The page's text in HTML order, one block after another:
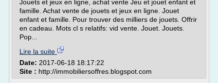
Jouets et jeux en ligne, achat vente Jeu et jouet enfant et
famille. Achat vente de jouets et jeux en ligne. Jouet
enfant et famille. Pour trouver des milliers de jouets. Offrir
en cadeau. Mots cl s relatifs: vid vente. Jouet. Jouets.
Pop...
Lire la suite
Date: 2017-06-18 18:17:22
Site : http://immobiliersoffres.blogspot.com